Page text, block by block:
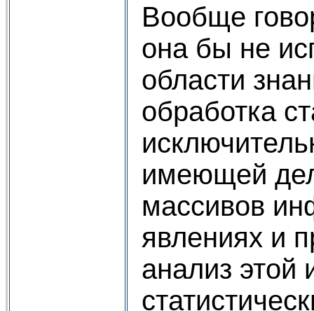
Вообще
она бы не
области
обработка
имеющей
массивов
явлениях и
анализ